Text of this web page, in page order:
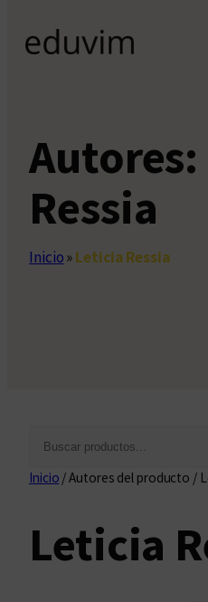
Autores:
Ressia
Inicio»Leticia Ressia
s
a
Inicio / Autores del producto /
Leticia